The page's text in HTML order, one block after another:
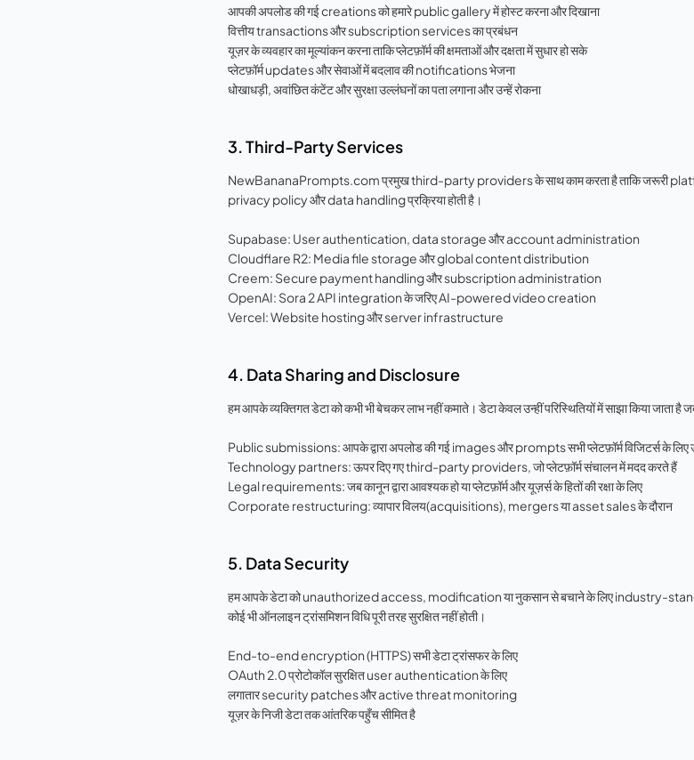
आपकी अपलोड की गई creations को हमारे public gallery में होस्ट करना और दिखाना
वित्तीय transactions और subscription services का प्रबंधन
यूज़र के व्यवहार का मूल्यांकन करना ताकि प्लेटफ़ॉर्म की क्षमताओं और दक्षता में सुधार हो सके
प्लेटफ़ॉर्म updates और सेवाओं में बदलाव की notifications भेजना
धोखाधड़ी, अवांछित कंटेंट और सुरक्षा उल्लंघनों का पता लगाना और उन्हें रोकना
3. Third-Party Services
NewBananaPrompts.com प्रमुख third-party providers के साथ काम करता है ताकि जरूरी
privacy policy और data handling प्रक्रिया होती है।
Supabase: User authentication, data storage और account administration
Cloudflare R2: Media file storage और global content distribution
Creem: Secure payment handling और subscription administration
OpenAI: Sora 2 API integration के जरिए AI-powered video creation
Vercel: Website hosting और server infrastructure
4. Data Sharing and Disclosure
हम आपके व्यक्तिगत डेटा को कभी भी बेचकर लाभ नहीं कमाते। डेटा केवल उन्हीं परिस्थितियों में साझा किया जाता
Public submissions: आपके द्वारा अपलोड की गई images और prompts सभी प्लेटफ़ॉर्म विजिटर्स के लिए
Technology partners: ऊपर दिए गए third-party providers, जो प्लेटफ़ॉर्म संचालन में मदद करते हैं
Legal requirements: जब कानून द्वारा आवश्यक हो या प्लेटफ़ॉर्म और यूज़र्स के हितों की रक्षा के लिए
Corporate restructuring: व्यापार विलय(acquisitions), mergers या asset sales के दौरान
5. Data Security
हम आपके डेटा को unauthorized access, modification या नुकसान से बचाने के लिए industry-
कोई भी ऑनलाइन ट्रांसमिशन विधि पूरी तरह सुरक्षित नहीं होती।
End-to-end encryption (HTTPS) सभी डेटा ट्रांसफर के लिए
OAuth 2.0 प्रोटोकॉल सुरक्षित user authentication के लिए
लगातार security patches और active threat monitoring
यूज़र के निजी डेटा तक आंतरिक पहुँच सीमित है